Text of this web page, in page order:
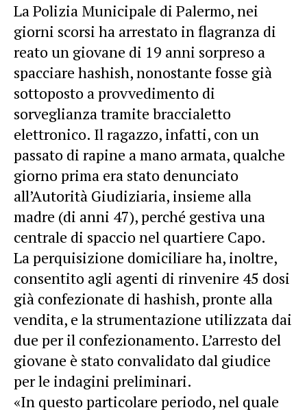
La Polizia Municipale di Palermo, nei
giorni scorsi ha arrestato in flagranza di
reato un giovane di 19 anni sorpreso a
spacciare hashish, nonostante fosse già
sottoposto a provvedimento di
sorveglianza tramite braccialetto
elettronico. Il ragazzo, infatti, con un
passato di rapine a mano armata, qualche
giorno prima era stato denunciato
all’Autorità Giudiziaria, insieme alla
madre (di anni 47), perché gestiva una
centrale di spaccio nel quartiere Capo.
La perquisizione domiciliare ha, inoltre,
consentito agli agenti di rinvenire 45 dosi
già confezionate di hashish, pronte alla
vendita, e la strumentazione utilizzata dai
due per il confezionamento. L’arresto del
giovane è stato convalidato dal giudice
per le indagini preliminari.
«In questo particolare periodo, nel quale